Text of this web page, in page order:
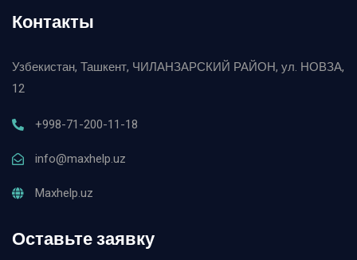
Контакты
Узбекистан, Ташкент, ЧИЛАНЗАРСКИЙ РАЙОН, ул. НОВЗА,
12
+998-71-200-11-18
info@maxhelp.uz
Maxhelp.uz
Оставьте заявку